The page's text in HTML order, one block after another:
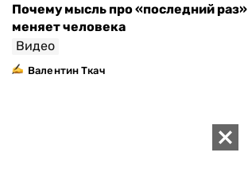
Почему мысль про «последний раз»
меняет человека
Видео
Валентин Ткач